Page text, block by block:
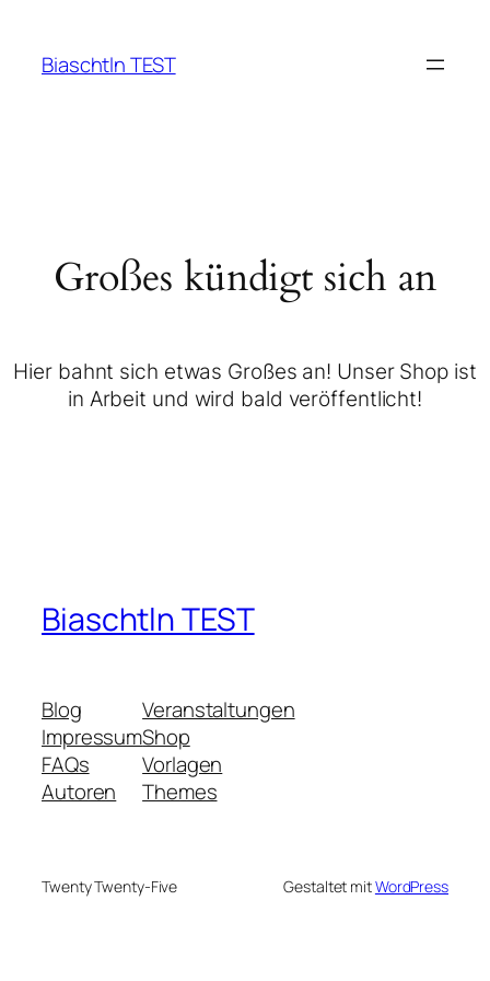
Biaschtln TEST
Großes kündigt sich an
Hier bahnt sich etwas Großes an! Unser Shop ist
in Arbeit und wird bald veröffentlicht!
Biaschtln TEST
Blog
Impressum
FAQs
Autoren
Veranstaltungen
Shop
Vorlagen
Themes
Twenty Twenty-Five Gestaltet mitWordPress